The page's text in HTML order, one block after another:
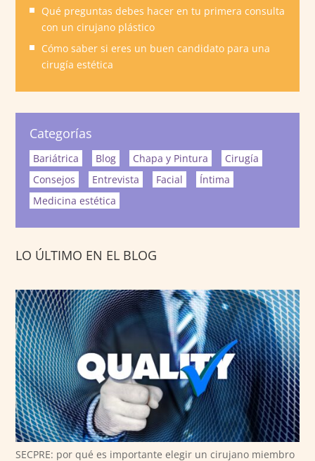
Qué preguntas debes hacer en tu primera consulta
con un cirujano plástico
Cómo saber si eres un buen candidato para una
cirugía estética
Categorías
Bariátrica Blog Chapa y Pintura
Cirugía
Consejos
Entrevista Facial
Íntima
Medicina estética
LO ÚLTIMO EN EL BLOG
SECPRE: por qué es importante elegir un cirujano miembro